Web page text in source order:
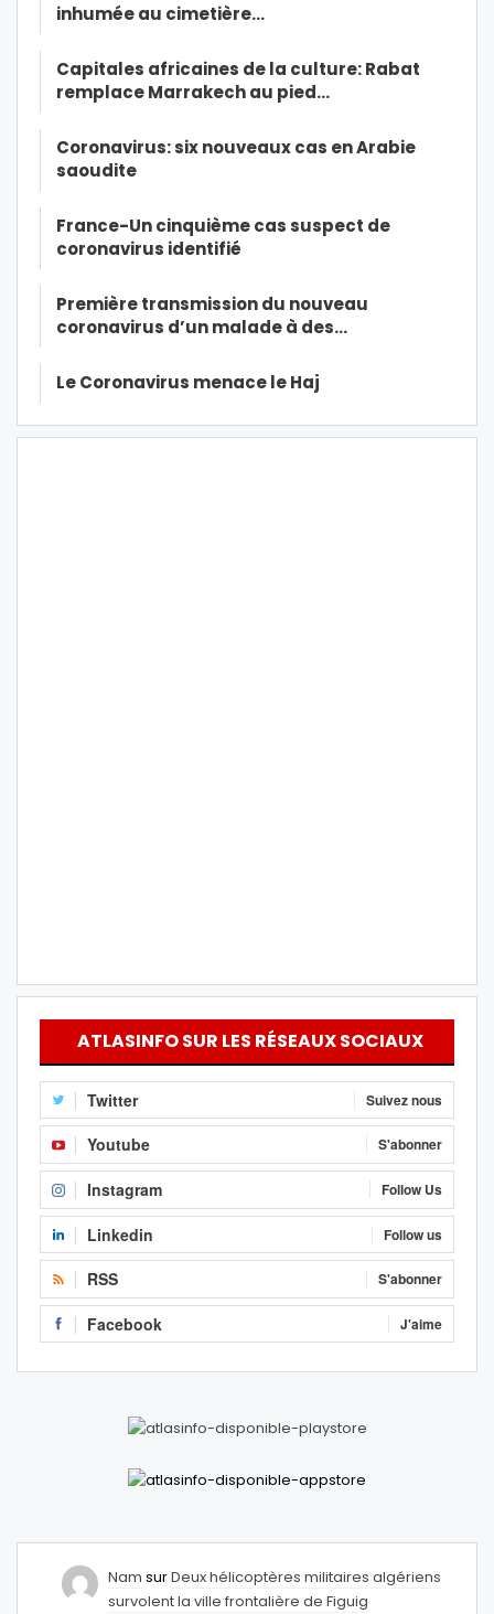
inhumée au cimetière…
Capitales africaines de la culture: Rabat
remplace Marrakech au pied…
Coronavirus: six nouveaux cas en Arabie
saoudite
France-Un cinquième cas suspect de
coronavirus identifié
Première transmission du nouveau
coronavirus d’un malade à des…
Le Coronavirus menace le Haj
ATLASINFO SUR LES RÉSEAUX SOCIAUX
Twitter Suivez nous
Youtube S'abonner
Instagram Follow Us
Linkedin Follow us
RSS S'abonner
Facebook J'aime
Nam surDeux hélicoptères militaires algériens
survolent la ville frontalière de Figuig